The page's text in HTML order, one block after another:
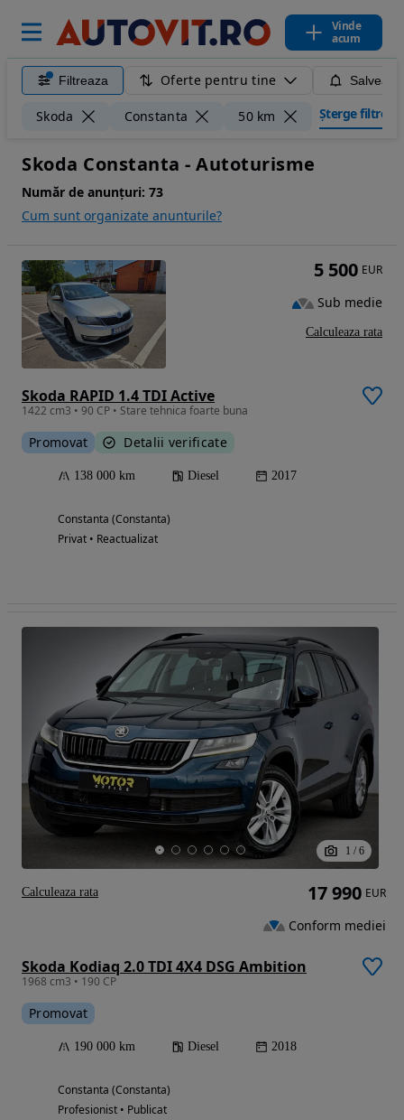
Vinde
acum
Filtreaza Oferte pentru tine
Skoda Constanta 50 km Șterge filtrele
Skoda Constanta - Autoturisme
Număr de anunțuri: 73
Cum sunt organizate anunturile?
Skoda RAPID 1.4 TDI Active
1422 cm3 • 90 CP • Stare tehnica foarte buna
Promovat Detalii verificate
138 000 km Diesel 2017
Constanta (Constanta)
Privat • Reactualizat
5 500 EUR
Sub medie
Calculeaza rata
1 / 6
Skoda Kodiaq 2.0 TDI 4X4 DSG Ambition
1968 cm3 • 190 CP
Promovat
190 000 km Diesel 2018
Constanta (Constanta)
Profesionist • Publicat
17 990 EUR
Conform mediei
Calculeaza rata